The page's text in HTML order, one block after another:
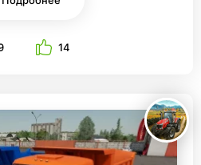
14